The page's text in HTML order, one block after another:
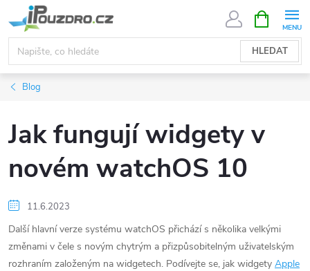
na
obsah
HLEDAT
NÁKUPNÍ
KOŠÍK
Blog
Jak fungují widgety v
novém watchOS 10
11.6.2023
Další hlavní verze systému watchOS přichází s několika velkými
změnami v čele s novým chytrým a přizpůsobitelným uživatelským
rozhraním založeným na widgetech. Podívejte se, jak widgety Apple